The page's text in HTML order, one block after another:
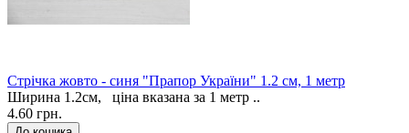
Стрічка жовто - синя "Прапор України" 1.2 см, 1 метр
Ширина 1.2см, ціна вказана за 1 метр ..
4.60 грн.